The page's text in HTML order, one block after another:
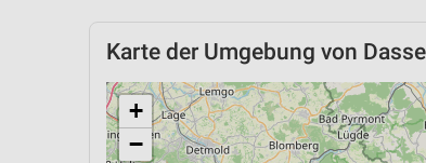
Karte der Umgebung von
+
−